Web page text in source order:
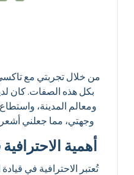
من خلال تجربتي مع
بكل هذه الصفات. كان
ومعالم المدينة،
وجهتي، مما جعلني أشعر
أهمية
تُعتبر الاحترافية في